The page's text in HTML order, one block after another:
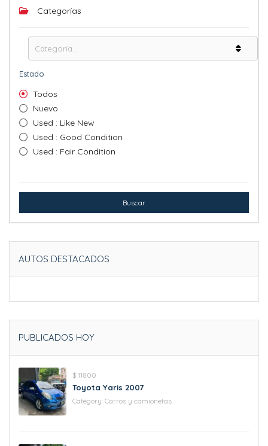
Categorías
Estado
Todos
Nuevo
Used : Like New
Used : Good Condition
Used : Fair Condition
Buscar
AUTOS DESTACADOS
PUBLICADOS HOY
$ 11800
Toyota Yaris 2007
Category: Carros y camionetas